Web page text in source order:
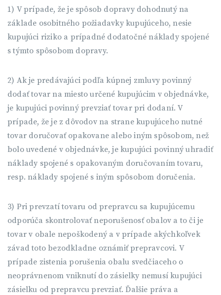
1) V prípade, že je spôsob dopravy dohodnutý na
základe osobitného požiadavky kupujúceho, nesie
kupujúci riziko a prípadné dodatočné náklady spojené
s týmto spôsobom dopravy.
2) Ak je predávajúci podľa kúpnej zmluvy povinný
dodať tovar na miesto určené kupujúcim v objednávke,
je kupujúci povinný prevziať tovar pri dodaní. V
prípade, že je z dôvodov na strane kupujúceho nutné
tovar doručovať opakovane alebo iným spôsobom, než
bolo uvedené v objednávke, je kupujúci povinný uhradiť
náklady spojené s opakovaným doručovaním tovaru,
resp. náklady spojené s iným spôsobom doručenia.
3) Pri prevzatí tovaru od prepravcu sa kupujúcemu
odporúča skontrolovať neporušenosť obalov a to či je
tovar v obale nepoškodený a v prípade akýchkoľvek
závad toto bezodkladne oznámiť prepravcovi. V
prípade zistenia porušenia obalu svedčiaceho o
neoprávnenom vniknutí do zásielky nemusí kupujúci
zásielku od prepravcu prevziať. Ďalšie práva a